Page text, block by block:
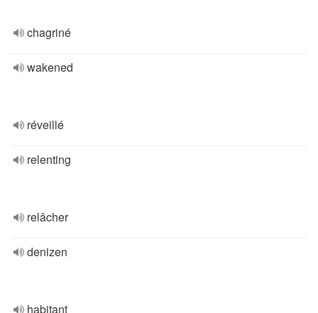
chagriné
wakened
réveillé
relenting
relâcher
denizen
habitant